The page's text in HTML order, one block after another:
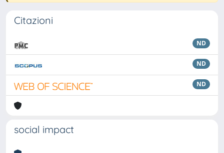
Citazioni
ND
ND
ND
social impact